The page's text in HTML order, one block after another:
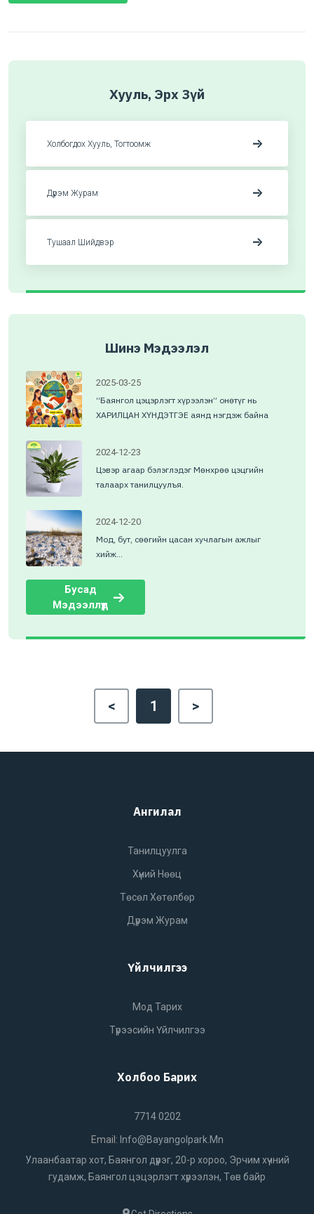
Хууль, Эрх Зүй
Холбогдох Хууль, Тогтоомж
Дүрэм Журам
Тушаал Шийдвэр
Шинэ Мэдээлэл
2025-03-25
“Баянгол цэцэрлэгт хүрээлэн” онөтүг нь
ХАРИЛЦАН ХҮНДЭТГЭЕ аянд нэгдэж байна
2024-12-23
Цэвэр агаар бэлэглэдэг Мөнхрөө цэцгийн
талаарх танилцуулъя.
2024-12-20
Мод, бут, сөөгийн цасан хучлагын ажлыг
хийж...
Бусад
Мэдээллүүд
< 1 >
Ангилал
Танилцуулга
Хүний Нөөц
Төсөл Хөтөлбөр
Дүрэм Журам
Үйлчилгээ
Мод Тарих
Түрээсийн Үйлчилгээ
Холбоо Барих
7714 0202
Email: Info@bayangolpark.mn
Улаанбаатар хот, Баянгол дүүрэг, 20-р хороо, Эрчим хүчний
гудамж, Баянгол цэцэрлэгт хүрээлэн, Төв байр